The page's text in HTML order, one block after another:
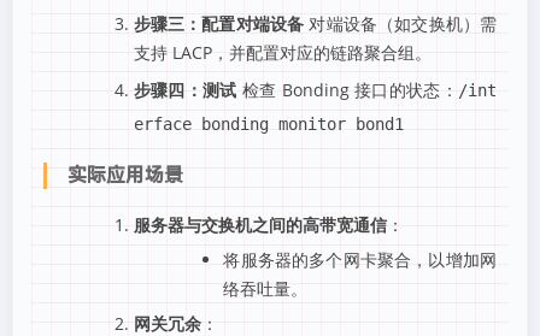
步骤三：配置对端设备 对端设备（如交换机）需
支持 LACP，并配置对应的链路聚合组。
步骤四：测试 检查 Bonding 接口的状态： /int
erface bonding monitor bond1
实际应用场景
服务器与交换机之间的高带宽通信：
将服务器的多个网卡聚合，以增加网
络吞吐量。
网关冗余：